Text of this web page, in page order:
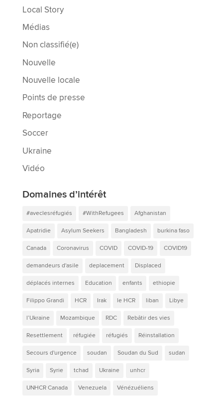
Local Story
Médias
Non classifié(e)
Nouvelle
Nouvelle locale
Points de presse
Reportage
Soccer
Ukraine
Vidéo
Domaines d’intérêt
#aveclesréfugiés #WithRefugees Afghanistan
Apatridie Asylum Seekers Bangladesh burkina faso
Canada Coronavirus COVID COVID-19 COVID19
demandeurs d'asile deplacement Displaced
déplacés internes Education enfants ethiopie
Filippo Grandi HCR Irak le HCR liban Libye
l’Ukraine Mozambique RDC Rebâtir des vies
Resettlement réfugiée réfugiés Réinstallation
Secours d'urgence soudan Soudan du Sud sudan
Syria Syrie tchad Ukraine unhcr
UNHCR Canada Venezuela Vénézuéliens